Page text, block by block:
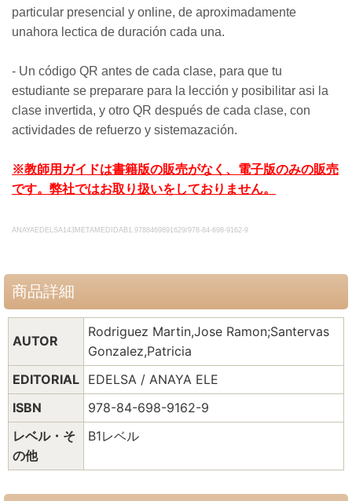
particular presencial y online, de aproximadamente
unahora lectica de duración cada una.
- Un código QR antes de cada clase, para que tu
estudiante se preparare para la lección y posibilitar asi la
clase invertida, y otro QR después de cada clase, con
actividades de refuerzo y sistemazación.
※教師用ガイドは書籍版の販売がなく、電子版のみの販売
です。弊社ではお取り扱いをしておりません。
ANAYAEDELSA143METAMEDIDAB1.9788469891629/978-84-698-9162-9
商品詳細
AUTOR
Rodriguez Martin,Jose Ramon;Santervas
Gonzalez,Patricia
EDITORIAL EDELSA / ANAYA ELE
ISBN
978-84-698-9162-9
レベル・そ
の他
B1レベル